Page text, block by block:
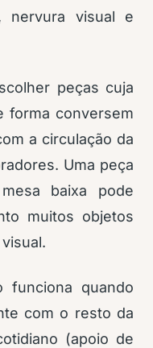
nervura visual e
peças cuja
forma conversem
a circulação da
Uma peça
baixa pode
muitos objetos
funciona quando
com o resto da
(apoio de